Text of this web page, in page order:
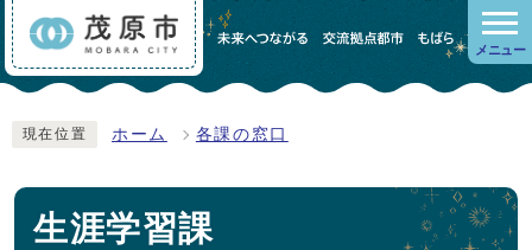
メニュー
現在位置 ホーム 各課の窓口
生涯学習課